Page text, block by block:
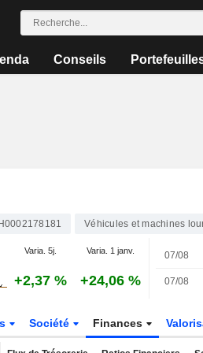
Conseils
Véhicules et machines
Varia. 5j. Varia. 1 janv.
+2,37 % +24,06 %
07/08
07/08
Société Finances